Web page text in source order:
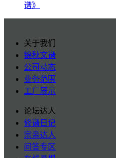
谱》
关于我们
锦秋文谱
公司动态
业务范围
工厂展示
论坛达人
修谱日记
宗亲达人
问答专区